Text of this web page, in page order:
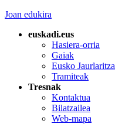
Joan edukira
euskadi.eus
Hasiera-orria
Gaiak
Eusko Jaurlaritza
Tramiteak
Tresnak
Kontaktua
Bilatzailea
Web-mapa